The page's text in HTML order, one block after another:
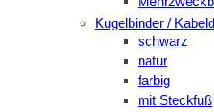
Kugelbinder /
schwarz
natur
farbig
mit Steckfuß